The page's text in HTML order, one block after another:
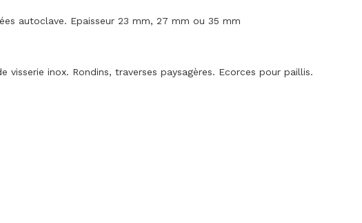
autoclave. Epaisseur 23 mm, 27 mm ou 35 mm
visserie inox. Rondins, traverses paysagères. Ecorces pour paillis.